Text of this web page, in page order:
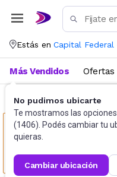
Estás en Capital Federal
No pudimos ubicarte
Te mostramos las
(1406). Podés cambiar tu
quieras.
cambiar ubicación
Más Vendidos Ofertas
Calefacción Eléctrica
Este producto no